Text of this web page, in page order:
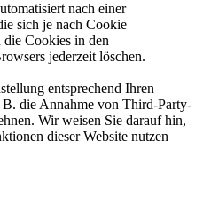
nach einer
sich je nach Cookie
die Cookies in den
jederzeit löschen.
entsprechend Ihren
die Annahme von Third-Party-
Wir weisen Sie darauf hin,
dieser Website nutzen